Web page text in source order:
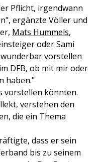
Pflicht, irgendwann
ergänzte Völler und
Mats Hummels,
oder Sami
vorstellen
DFB, ob mit mir oder
haben."
vorstellen könnten.
verstehen den
die ein Thema
dass er sein
bis zu seinem